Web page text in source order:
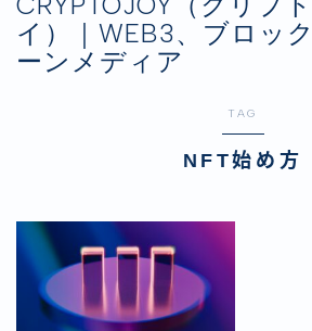
イ）｜WEB3、ブロッ
ーンメディア
MENU
TAG
NFT始め方